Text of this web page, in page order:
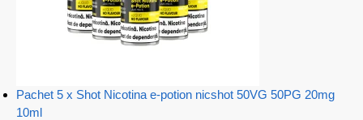
Pachet 5 x Shot Nicotina e-potion nicshot 50VG 50PG 20mg
10ml